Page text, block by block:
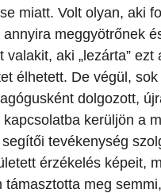
miatt. Volt olyan, aki
meggyötrőnek
aki „lezárta” ezt
élhetett. De végül, sok
dolgozott,
kerüljön a
tevékenység
érzékelés képeit,
meg